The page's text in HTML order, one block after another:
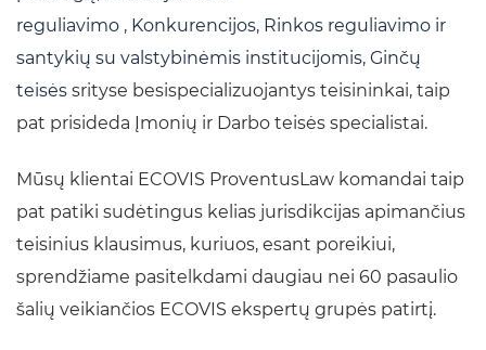
reguliavimo , Konkurencijos, Rinkos reguliavimo ir
santykių su valstybinėmis institucijomis, Ginčų
teisės srityse besispecializuojantys teisininkai, taip
pat prisideda Įmonių ir Darbo teisės specialistai.
Mūsų klientai ECOVIS ProventusLaw komandai taip
pat patiki sudėtingus kelias jurisdikcijas apimančius
teisinius klausimus, kuriuos, esant poreikiui,
sprendžiame pasitelkdami daugiau nei 60 pasaulio
šalių veikiančios ECOVIS ekspertų grupės patirtį.